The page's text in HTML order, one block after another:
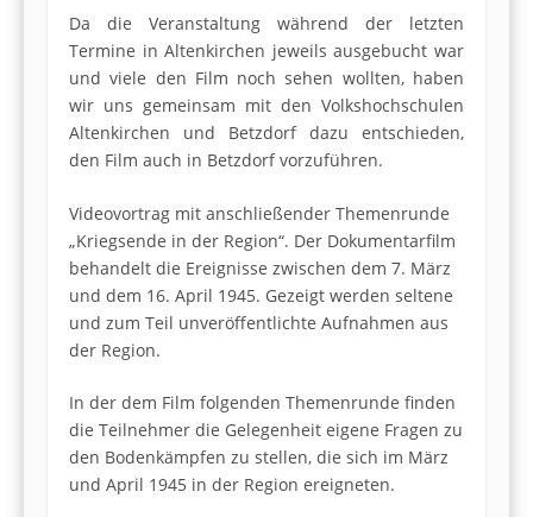
Da die Veranstaltung während der letzten
Termine in Altenkirchen jeweils ausgebucht war
und viele den Film noch sehen wollten, haben
wir uns gemeinsam mit den Volkshochschulen
Altenkirchen und Betzdorf dazu entschieden,
den Film auch in Betzdorf vorzuführen.
Videovortrag mit anschließender Themenrunde
„Kriegsende in der Region“. Der Dokumentarfilm
behandelt die Ereignisse zwischen dem 7. März
und dem 16. April 1945. Gezeigt werden seltene
und zum Teil unveröffentlichte Aufnahmen aus
der Region.
In der dem Film folgenden Themenrunde finden
die Teilnehmer die Gelegenheit eigene Fragen zu
den Bodenkämpfen zu stellen, die sich im März
und April 1945 in der Region ereigneten.